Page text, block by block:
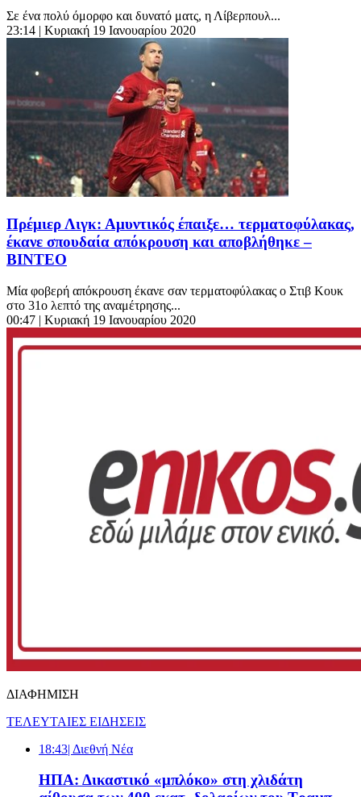
Σε ένα πολύ όμορφο και δυνατό ματς, η Λίβερπουλ...
23:14 | Κυριακή 19 Ιανουαρίου 2020
Πρέμιερ Λιγκ: Αμυντικός έπαιξε… τερματοφύλακας,
έκανε σπουδαία απόκρουση και αποβλήθηκε –
ΒΙΝΤΕΟ
Μία φοβερή απόκρουση έκανε σαν τερματοφύλακας ο Στιβ Κουκ
στο 31ο λεπτό της αναμέτρησης...
00:47 | Κυριακή 19 Ιανουαρίου 2020
ΔΙΑΦΗΜΙΣΗ
ΤΕΛΕΥΤΑΙΕΣ ΕΙΔΗΣΕΙΣ
18:43| Διεθνή Νέα
ΗΠΑ: Δικαστικό «μπλόκο» στη χλιδάτη